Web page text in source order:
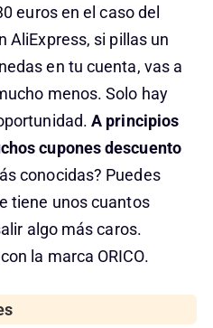
euros en el caso del
AliExpress, si pillas un
en tu cuenta, vas a
menos. Solo hay
A principios
cupones descuento
conocidas? Puedes
tiene unos cuantos
algo más caros.
la marca ORICO.